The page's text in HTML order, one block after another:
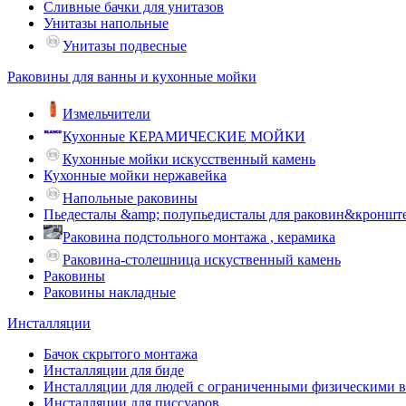
Сливные бачки для унитазов
Унитазы напольные
Унитазы подвесные
Раковины для ванны и кухонные мойки
Измельчители
Кухонные КЕРАМИЧЕСКИЕ МОЙКИ
Кухонные мойки искусственный камень
Кухонные мойки нержавейка
Напольные раковины
Пьедесталы &amp; полупьедисталы для
Раковина подстольного монтажа , керамика
Раковина-столешница искуственный камень
Раковины
Раковины накладные
Инсталляции
Бачок скрытого монтажа
Инсталляции для биде
Инсталляции для людей с ограниченными физическими